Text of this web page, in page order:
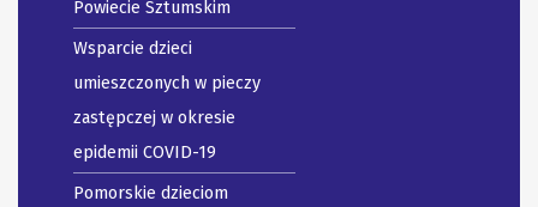
Powiecie Sztumskim
Wsparcie dzieci
umieszczonych w pieczy
zastępczej w okresie
epidemii COVID-19
Pomorskie dzieciom